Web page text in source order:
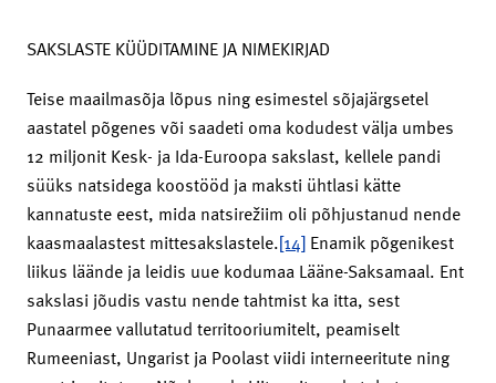
SAKSLASTE KÜÜDITAMINE JA NIMEKIRJAD
Teise maailmasõja lõpus ning esimestel sõjajärgsetel
aastatel põgenes või saadeti oma kodudest välja umbes
12 miljonit Kesk- ja Ida-Euroopa sakslast, kellele pandi
süüks natsidega koostööd ja maksti ühtlasi kätte
kannatuste eest, mida natsirežiim oli põhjustanud nende
kaasmaalastest mittesakslastele.[14] Enamik põgenikest
liikus läände ja leidis uue kodumaa Lääne-Saksamaal. Ent
sakslasi jõudis vastu nende tahtmist ka itta, sest
Punaarmee vallutatud territooriumitelt, peamiselt
Rumeeniast, Ungarist ja Poolast viidi interneeritute ning